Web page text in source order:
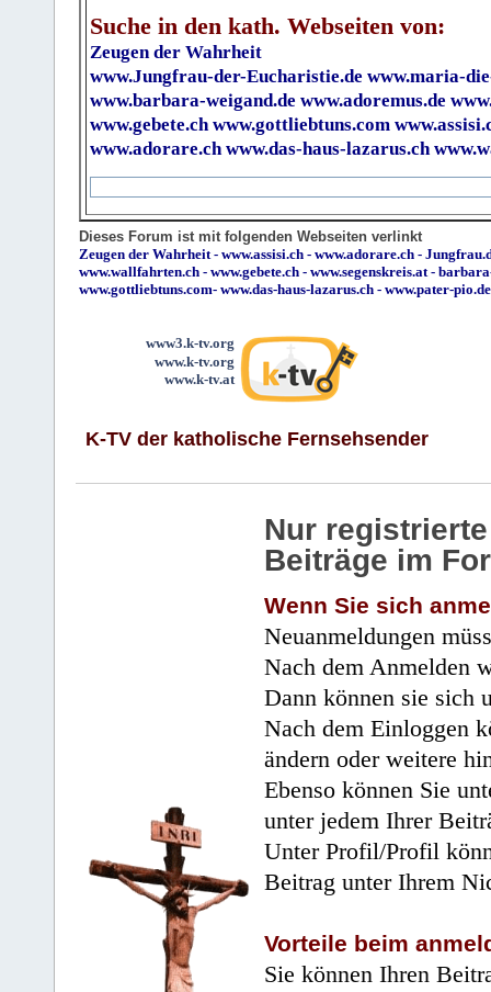
Suche in den kath. Webseiten von:
Zeugen der Wahrheit
www.Jungfrau-der-Eucharistie.de www.maria-
www.barbara-weigand.de www.adoremus.de
www.gebete.ch www.gottliebtuns.com
www.adorare.ch www.das-haus-lazarus.ch
Dieses Forum ist mit folgenden Webseiten verlinkt
Zeugen der Wahrheit- www.assisi.ch - www.adorare.ch -
www.wallfahrten.ch - www.gebete.ch - www.segenskreis.at-
www.gottliebtuns.com- www.das-haus-lazarus.ch - www.pater-pio.de
www3.k-tv.org
www.k-tv.org
www.k-tv.at
K-TV der katholische Fernsehsender
Nur
Beiträge im
Wenn Sie sich
Neuanmeldungen
Nach dem Anmelden
Dann können sie sich
Nach dem Einloggen
ändern oder weitere
Ebenso können Sie
unter jedem Ihrer
Unter Profil/Profil
Beitrag unter Ihrem
Vorteile beim
Sie können Ihren